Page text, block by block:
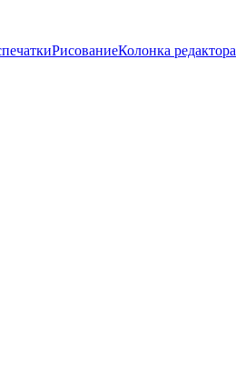
РисованиеКолонка редактора